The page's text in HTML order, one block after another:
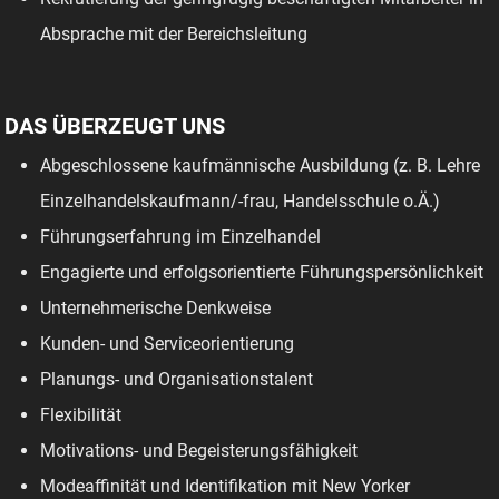
Absprache mit der Bereichsleitung
DAS ÜBERZEUGT UNS
Abgeschlossene kaufmännische Ausbildung (z. B. Lehre
Einzelhandelskaufmann/-frau, Handelsschule o.Ä.)
Führungserfahrung im Einzelhandel
Engagierte und erfolgsorientierte Führungspersönlichkeit
Unternehmerische Denkweise
Kunden- und Serviceorientierung
Planungs- und Organisationstalent
Flexibilität
Motivations- und Begeisterungsfähigkeit
Modeaffinität und Identifikation mit New Yorker